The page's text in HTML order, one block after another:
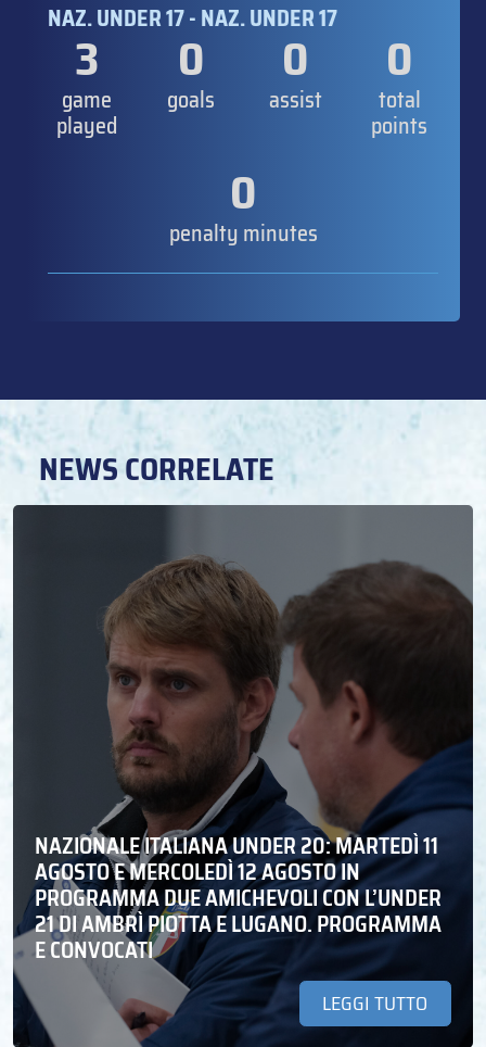
NAZ. UNDER 17 - NAZ. UNDER 17
3
game
played
0
goals
0
assist
0
total
points
0
penalty minutes
NEWS CORRELATE
NAZIONALE ITALIANA UNDER 20: MARTEDÌ 11
AGOSTO E MERCOLEDÌ 12 AGOSTO IN
PROGRAMMA DUE AMICHEVOLI CON L’UNDER
21 DI AMBRÌ PIOTTA E LUGANO. PROGRAMMA
E CONVOCATI
LEGGI TUTTO